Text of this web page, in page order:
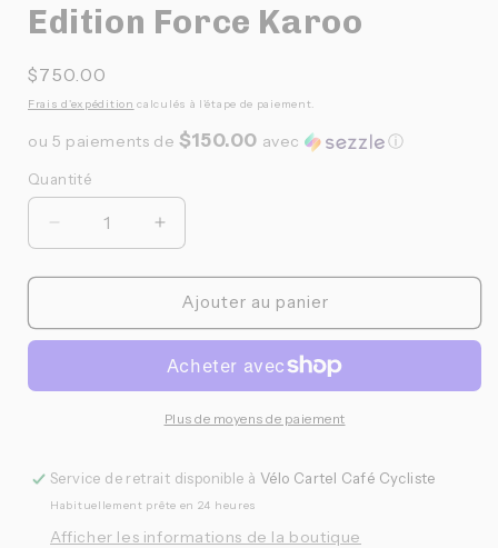
Edition Force Karoo
Prix
habituel
$750.00
Frais d'expédition calculés à l'étape de paiement.
ou 5 paiements de $150.00 avec ⓘ
Quantité
Quantité
Réduire
la
quantité
Hammerhead
Edition
Augmenter
la
quantité
Hammerhead
Limited
Edition
Force
Ajouter au panier
Plus de moyens de paiement
Service de retrait disponible à Vélo Cartel Café Cycliste
Habituellement prête en 24 heures
Afficher les informations de la boutique